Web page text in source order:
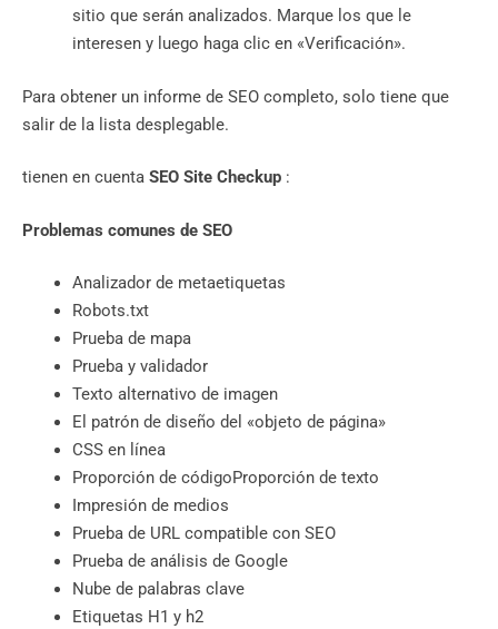
sitio que serán analizados. Marque los que le
interesen y luego haga clic en «Verificación».
Para obtener un informe de SEO completo, solo tiene que
salir de la lista desplegable.
tienen en cuenta SEO Site Checkup :
Problemas comunes de SEO
Analizador de metaetiquetas
Robots.txt
Prueba de mapa
Prueba y validador
Texto alternativo de imagen
El patrón de diseño del «objeto de página»
CSS en línea
Proporción de códigoProporción de texto
Impresión de medios
Prueba de URL compatible con SEO
Prueba de análisis de Google
Nube de palabras clave
Etiquetas H1 y h2